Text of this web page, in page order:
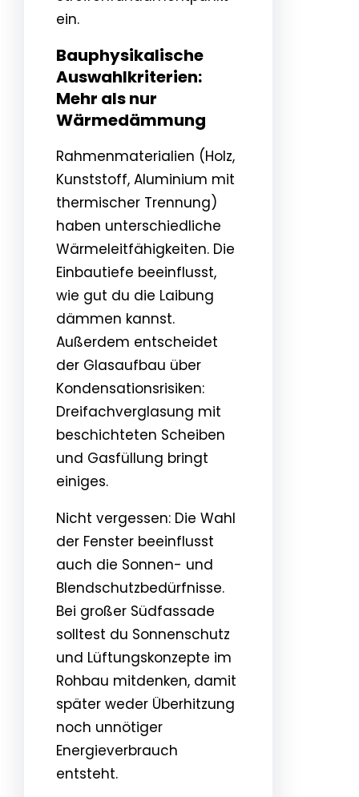
ein.
Bauphysikalische
Auswahlkriterien:
Mehr als nur
Wärmedämmung
Rahmenmaterialien (Holz,
Kunststoff, Aluminium mit
thermischer Trennung)
haben unterschiedliche
Wärmeleitfähigkeiten. Die
Einbautiefe beeinflusst,
wie gut du die Laibung
dämmen kannst.
Außerdem entscheidet
der Glasaufbau über
Kondensationsrisiken:
Dreifachverglasung mit
beschichteten Scheiben
und Gasfüllung bringt
einiges.
Nicht vergessen: Die Wahl
der Fenster beeinflusst
auch die Sonnen- und
Blendschutzbedürfnisse.
Bei großer Südfassade
solltest du Sonnenschutz
und Lüftungskonzepte im
Rohbau mitdenken, damit
später weder Überhitzung
noch unnötiger
Energieverbrauch
entsteht.